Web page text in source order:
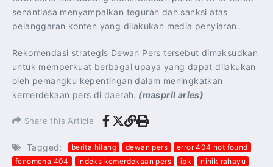
senantiasa menyampaikan teguran dan sanksi atas
pelanggaran konten yang dilakukan media penyiaran.
Rekomendasi strategis Dewan Pers tersebut dimaksudkan
untuk memperkuat berbagai upaya yang dapat dilakukan
oleh pemangku kepentingan dalam meningkatkan
kemerdekaan pers di daerah. (maspril aries)
Share this Article
Tagged: berita hilang dewan pers
error 404 not found
fenomena 404
indeks kemerdekaan pers ipk
ninik rahayu